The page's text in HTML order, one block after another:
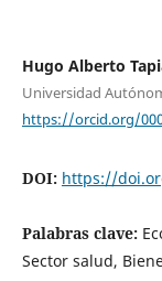
Hugo Alberto
Universidad
https://orcid.org/
DOI: https://
Palabras clave:
Sector salud,